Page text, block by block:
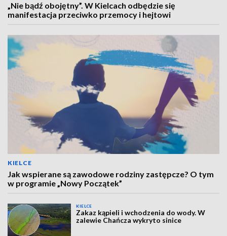
„Nie bądź obojętny”. W Kielcach odbędzie się
manifestacja przeciwko przemocy i hejtowi
KIELCE
Jak wspierane są zawodowe rodziny zastępcze? O tym
w programie „Nowy Początek”
KIELCE
Zakaz kąpieli i wchodzenia do wody. W
zalewie Chańcza wykryto sinice